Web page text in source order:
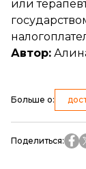
или
Автор:
Больше о:
Поделиться: